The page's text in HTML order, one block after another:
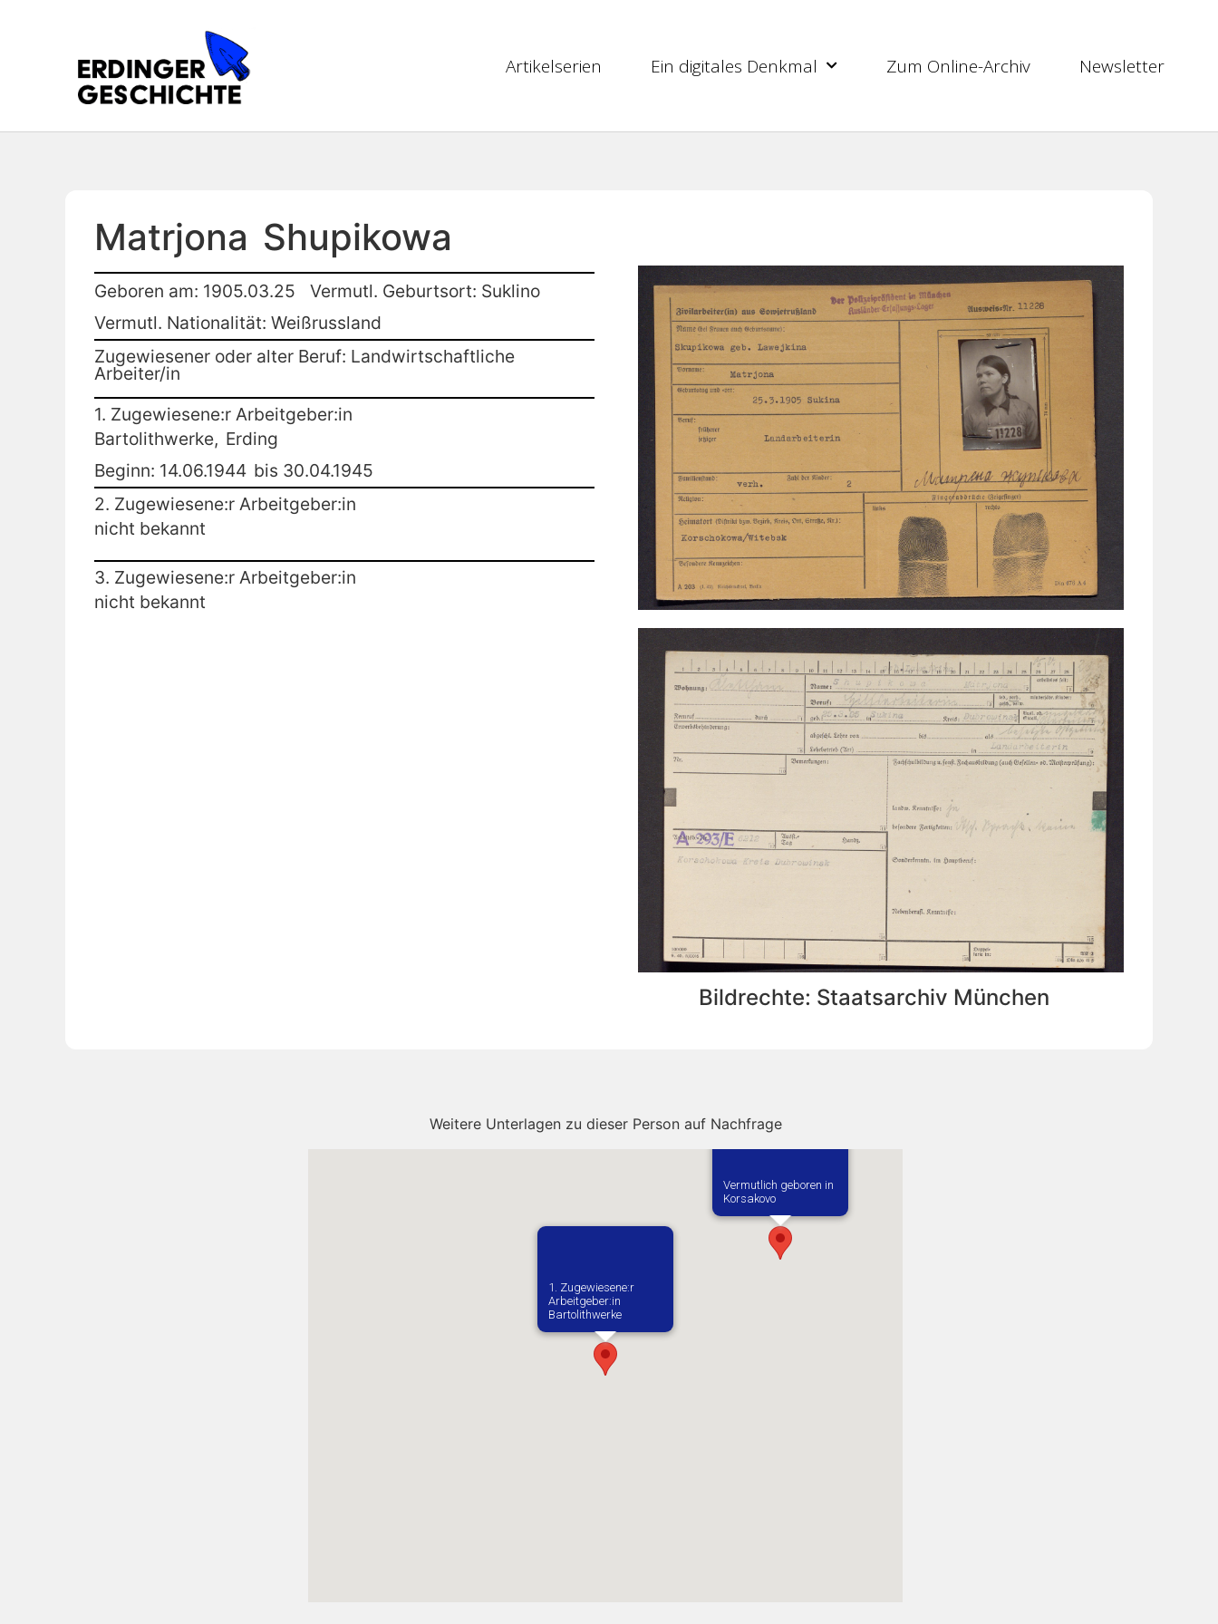
Artikelserien Ein digitales Denkmal Zum Online-Archiv Newsletter
Matrjona Shupikowa
Geboren am: 1905.03.25
Vermutl. Geburtsort: Suklino
Vermutl. Nationalität: Weißrussland
Zugewiesener oder alter Beruf: Landwirtschaftliche
Arbeiter/in
1. Zugewiesene:r Arbeitgeber:in
Bartolithwerke, Erding
Beginn: 14.06.1944 bis 30.04.1945
2. Zugewiesene:r Arbeitgeber:in
nicht bekannt
3. Zugewiesene:r Arbeitgeber:in
nicht bekannt
Bildrechte: Staatsarchiv München
Weitere Unterlagen zu dieser Person auf Nachfrage
Vermutlich geboren in
Korsakovo
1. Zugewiesene:r
Arbeitgeber:in​
Bartolithwerke